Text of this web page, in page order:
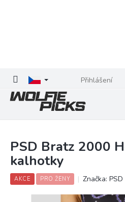
Přihlášení
PSD Bratz 2000
kalhotky
AKCE PRO ŽENY Značka: PSD